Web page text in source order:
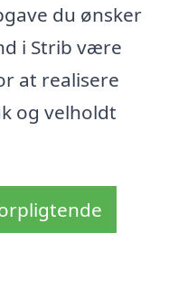
du ønsker
i Strib være
at realisere
og velholdt